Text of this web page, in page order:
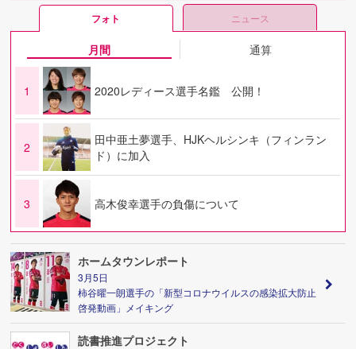
フォト ニュース
月間 通算
1 2020レディース選手名鑑 公開！
2
田中亜土夢選手、HJKヘルシンキ（フィンラン
ド）に加入
3 高木俊幸選手の負傷について
ホームタウンレポート
3月5日
柿谷曜一朗選手の「新型コロナウイルスの感染拡大防止
啓発動画」メイキング
読書推進プロジェクト